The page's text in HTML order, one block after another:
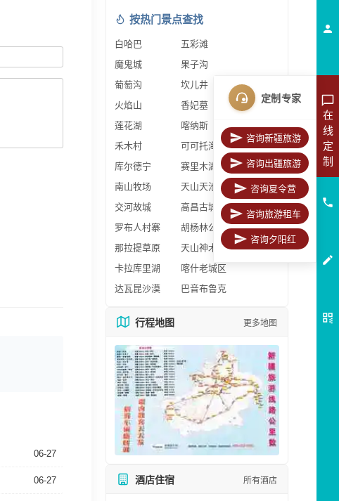
06-27
06-27
按热门景点查找
白哈巴
五彩滩
魔鬼城
果子沟
葡萄沟
坎儿井
火焰山
香妃墓
莲花湖
喀纳斯
禾木村
可可托海
库尔德宁
赛里木湖
南山牧场
天山天池
交河故城
高昌古城
罗布人村寨
胡杨林公园
那拉提草原
天山神木园
卡拉库里湖
喀什老城区
达瓦昆沙漠
巴音布鲁克
行程地图 更多地图
酒店住宿 所有酒店
在
线
定
制
定制专家
咨询新疆旅游
咨询出疆旅游
咨询夏令营
咨询旅游租车
咨询夕阳红